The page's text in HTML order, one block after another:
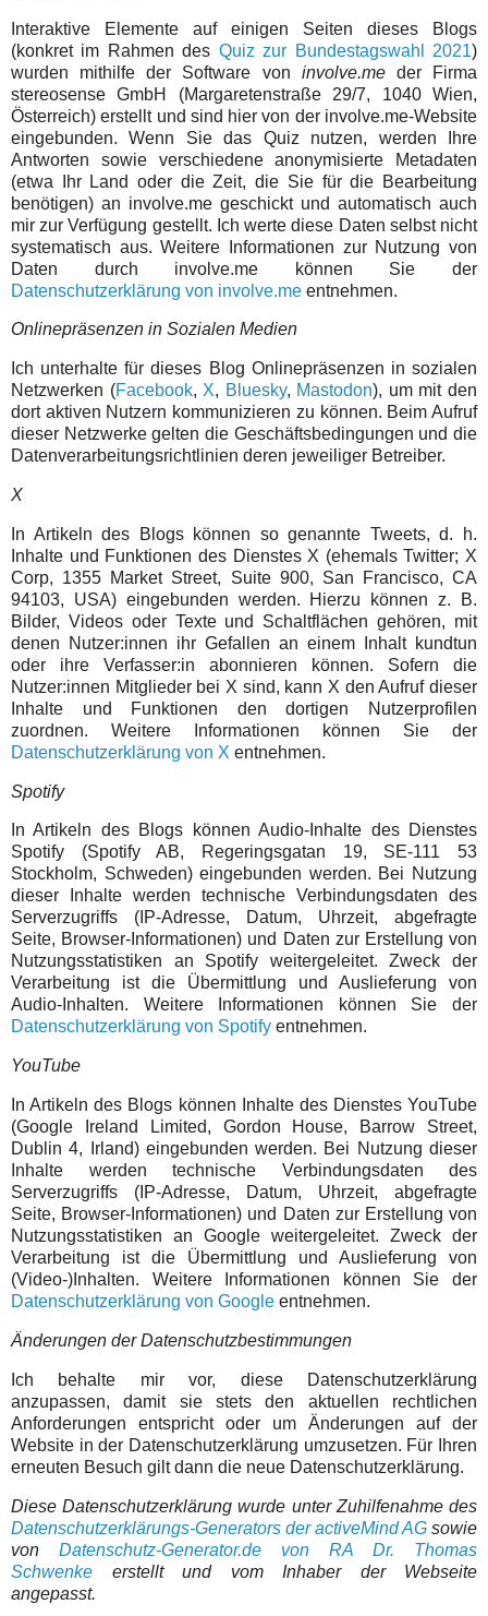
Interaktive Elemente auf einigen Seiten dieses Blogs
(konkret im Rahmen des Quiz zur Bundestagswahl 2021)
wurden mithilfe der Software von involve.meder Firma
stereosense GmbH (Margaretenstraße 29/7, 1040 Wien,
Österreich) erstellt und sind hier von der involve.me-Website
eingebunden. Wenn Sie das Quiz nutzen, werden Ihre
Antworten sowie verschiedene anonymisierte Metadaten
(etwa Ihr Land oder die Zeit, die Sie für die Bearbeitung
benötigen) an involve.me geschickt und automatisch auch
mir zur Verfügung gestellt. Ich werte diese Daten selbst nicht
systematisch aus. Weitere Informationen zur Nutzung von
Daten durch involve.me können Sie der
Datenschutzerklärung von involve.me entnehmen.
Onlinepräsenzen in Sozialen Medien
Ich unterhalte für dieses Blog Onlinepräsenzen in sozialen
Netzwerken (Facebook, X, Bluesky, Mastodon), um mit den
dort aktiven Nutzern kommunizieren zu können. Beim Aufruf
dieser Netzwerke gelten die Geschäftsbedingungen und die
Datenverarbeitungsrichtlinien deren jeweiliger Betreiber.
X
In Artikeln des Blogs können so genannte Tweets, d. h.
Inhalte und Funktionen des Dienstes X (ehemals Twitter; X
Corp, 1355 Market Street, Suite 900, San Francisco, CA
94103, USA) eingebunden werden. Hierzu können z. B.
Bilder, Videos oder Texte und Schaltflächen gehören, mit
denen Nutzer:innen ihr Gefallen an einem Inhalt kundtun
oder ihre Verfasser:in abonnieren können. Sofern die
Nutzer:innen Mitglieder bei X sind, kann X den Aufruf dieser
Inhalte und Funktionen den dortigen Nutzerprofilen
zuordnen. Weitere Informationen können Sie der
Datenschutzerklärung von X entnehmen.
Spotify
In Artikeln des Blogs können Audio-Inhalte des Dienstes
Spotify (Spotify AB, Regeringsgatan 19, SE-111 53
Stockholm, Schweden) eingebunden werden. Bei Nutzung
dieser Inhalte werden technische Verbindungsdaten des
Serverzugriffs (IP-Adresse, Datum, Uhrzeit, abgefragte
Seite, Browser-Informationen) und Daten zur Erstellung von
Nutzungsstatistiken an Spotify weitergeleitet. Zweck der
Verarbeitung ist die Übermittlung und Auslieferung von
Audio-Inhalten. Weitere Informationen können Sie der
Datenschutzerklärung von Spotify entnehmen.
YouTube
In Artikeln des Blogs können Inhalte des Dienstes YouTube
(Google Ireland Limited, Gordon House, Barrow Street,
Dublin 4, Irland) eingebunden werden. Bei Nutzung dieser
Inhalte werden technische Verbindungsdaten des
Serverzugriffs (IP-Adresse, Datum, Uhrzeit, abgefragte
Seite, Browser-Informationen) und Daten zur Erstellung von
Nutzungsstatistiken an Google weitergeleitet. Zweck der
Verarbeitung ist die Übermittlung und Auslieferung von
(Video-)Inhalten. Weitere Informationen können Sie der
Datenschutzerklärung von Google entnehmen.
Änderungen der Datenschutzbestimmungen
Ich behalte mir vor, diese Datenschutzerklärung
anzupassen, damit sie stets den aktuellen rechtlichen
Anforderungen entspricht oder um Änderungen auf der
Website in der Datenschutzerklärung umzusetzen. Für Ihren
erneuten Besuch gilt dann die neue Datenschutzerklärung.
Diese Datenschutzerklärung wurde unter Zuhilfenahme des
Datenschutzerklärungs-Generators der activeMind AG sowie
von Datenschutz-Generator.de von RA Dr. Thomas
Schwenke erstellt und vom Inhaber der Webseite
angepasst.